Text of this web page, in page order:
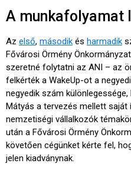
A munkafolyamat
Az első, második és harmadik
Fővárosi Örmény
szeretné folytatni az ANI – az
felkérték a WakeUp-ot a
negyedik szám
Mátyás a tervezés mellett saját
nemzetiségi vállalkozók
után a Fővárosi Örmény
követően cégünket kérte fel,
jelen kiadványnak.